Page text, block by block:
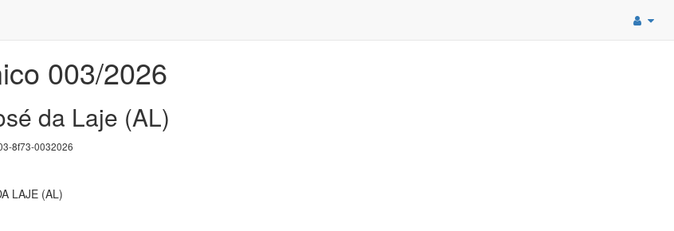
003/2026
da Laje (AL)
8f73-0032026
LAJE (AL)